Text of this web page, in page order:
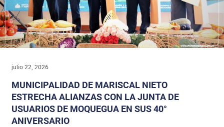
julio 22, 2026
MUNICIPALIDAD DE MARISCAL NIETO
ESTRECHA ALIANZAS CON LA JUNTA DE
USUARIOS DE MOQUEGUA EN SUS 40°
ANIVERSARIO